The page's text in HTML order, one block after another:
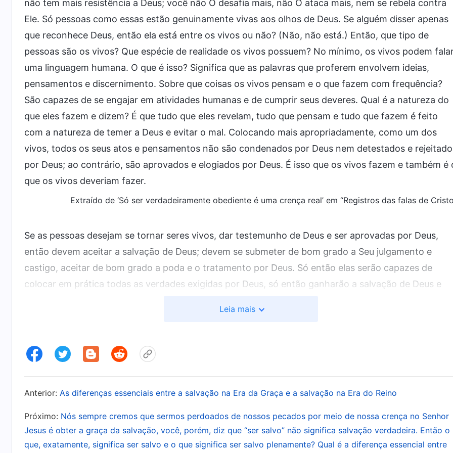
não tem mais resistência a Deus; você não O desafia mais, não O ataca mais, nem se rebela contra
Ele. Só pessoas como essas estão genuinamente vivas aos olhos de Deus. Se alguém disser apenas
que reconhece Deus, então ela está entre os vivos ou não? (Não, não está.) Então, que tipo de
pessoas são os vivos? Que espécie de realidade os vivos possuem? No mínimo, os vivos podem
uma linguagem humana. O que é isso? Significa que as palavras que proferem envolvem ideias,
pensamentos e discernimento. Sobre que coisas os vivos pensam e o que fazem com frequência?
São capazes de se engajar em atividades humanas e de cumprir seus deveres. Qual é a natureza do
que eles fazem e dizem? É que tudo que eles revelam, tudo que pensam e tudo que fazem é feito
com a natureza de temer a Deus e evitar o mal. Colocando mais apropriadamente, como um dos
vivos, todos os seus atos e pensamentos não são condenados por Deus nem detestados e
por Deus; ao contrário, são aprovados e elogiados por Deus. É isso que os vivos fazem e também é
que os vivos deveriam fazer.
Extraído de ‘Só ser verdadeiramente obediente é uma crença real’ em “Registros das falas de
Se as pessoas desejam se tornar seres vivos, dar testemunho de Deus e ser aprovadas por Deus,
então devem aceitar a salvação de Deus; devem se submeter de bom grado a Seu julgamento e
castigo, aceitar de bom grado a poda e o tratamento por Deus. Só então elas serão capazes de
colocar em prática todas as verdades exigidas por Deus, só então ganharão a salvação de Deus e
pode ser envergonhado; apenas os vivos podem espalhar a obra do
vivos são segundo o coração de Deus e apenas os vivos são pessoas reais. Originalmente, o homem
morte, vive sob a influência de Satanás, e, dessa maneira, as pessoas se tornaram os mortos sem
espírito, se tornaram inimigos que se opõem a Deus, se tornaram as ferramentas de Satanás, se
tornaram os prisioneiros de Satanás. Todas as pessoas vivas criadas por Deus se tornaram pessoas
mortas, e assim Deus perdeu Seu testemunho, perdeu a humanidade que Ele criou e que é a única
Leia mais
Anterior: As diferenças essenciais entre a salvação na Era da Graça e a salvação na Era do Reino
Próximo: Nós sempre cremos que sermos perdoados de nossos pecados por meio de nossa crença no Senhor
Jesus é obter a graça da salvação, você, porém, diz que “ser salvo” não significa salvação verdadeira. Então o
que, exatamente, significa ser salvo e o que significa ser salvo plenamente? Qual é a diferença essencial entre